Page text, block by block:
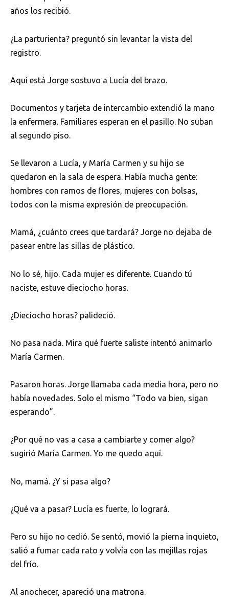
años los recibió.
¿La parturienta? preguntó sin levantar la vista del
registro.
Aquí está Jorge sostuvo a Lucía del brazo.
Documentos y tarjeta de intercambio extendió la mano
la enfermera. Familiares esperan en el pasillo. No suban
al segundo piso.
Se llevaron a Lucía, y María Carmen y su hijo se
quedaron en la sala de espera. Había mucha gente:
hombres con ramos de flores, mujeres con bolsas,
todos con la misma expresión de preocupación.
Mamá, ¿cuánto crees que tardará? Jorge no dejaba de
pasear entre las sillas de plástico.
No lo sé, hijo. Cada mujer es diferente. Cuando tú
naciste, estuve dieciocho horas.
¿Dieciocho horas? palideció.
No pasa nada. Mira qué fuerte saliste intentó animarlo
María Carmen.
Pasaron horas. Jorge llamaba cada media hora, pero no
había novedades. Solo el mismo “Todo va bien, sigan
esperando”.
¿Por qué no vas a casa a cambiarte y comer algo?
sugirió María Carmen. Yo me quedo aquí.
No, mamá. ¿Y si pasa algo?
¿Qué va a pasar? Lucía es fuerte, lo logrará.
Pero su hijo no cedió. Se sentó, movió la pierna inquieto,
salió a fumar cada rato y volvía con las mejillas rojas
del frío.
Al anochecer, apareció una matrona.